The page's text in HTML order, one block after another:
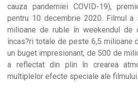
cauza pandemiei COVID-19),
pentru 10 decembrie 2020. Filmul
milioane de ruble în weekendul de
încas?ri totale de peste 6,5 milioane
un buget impresionant, de 500 de
a reflectat din plin în crearea
multiplelor efecte speciale ale filmului.